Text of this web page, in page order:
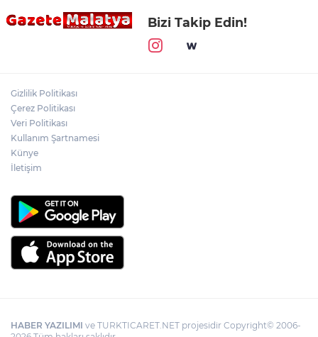
Bizi Takip Edin!
Gizlilik Politikası
Çerez Politikası
Veri Politikası
Kullanım Şartnamesi
Künye
İletişim
HABER YAZILIMI ve TURKTICARET.NET projesidir Copyright© 2006-